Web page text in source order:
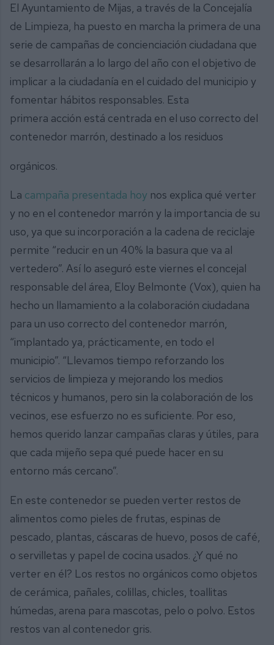
El Ayuntamiento de Mijas, a través de la Concejalía
de Limpieza, ha puesto en marcha la primera de una
serie de campañas de concienciación ciudadana que
se desarrollarán a lo largo del año con el objetivo de
implicar a la ciudadanía en el cuidado del municipio y
fomentar hábitos responsables. Esta
primera acción está centrada en el uso correcto del
contenedor marrón, destinado a los residuos
orgánicos.
La campaña presentada hoy nos explica qué verter
y no en el contenedor marrón y la importancia de su
uso, ya que su incorporación a la cadena de reciclaje
permite “reducir en un 40% la basura que va al
vertedero”. Así lo aseguró este viernes el concejal
responsable del área, Eloy Belmonte (Vox), quien ha
hecho un llamamiento a la colaboración ciudadana
para un uso correcto del contenedor marrón,
“implantado ya, prácticamente, en todo el
municipio”. “Llevamos tiempo reforzando los
servicios de limpieza y mejorando los medios
técnicos y humanos, pero sin la colaboración de los
vecinos, ese esfuerzo no es suficiente. Por eso,
hemos querido lanzar campañas claras y útiles, para
que cada mijeño sepa qué puede hacer en su
entorno más cercano”.
En este contenedor se pueden verter restos de
alimentos como pieles de frutas, espinas de
pescado, plantas, cáscaras de huevo, posos de café,
o servilletas y papel de cocina usados. ¿Y qué no
verter en él? Los restos no orgánicos como objetos
de cerámica, pañales, colillas, chicles, toallitas
húmedas, arena para mascotas, pelo o polvo. Estos
restos van al contenedor gris.